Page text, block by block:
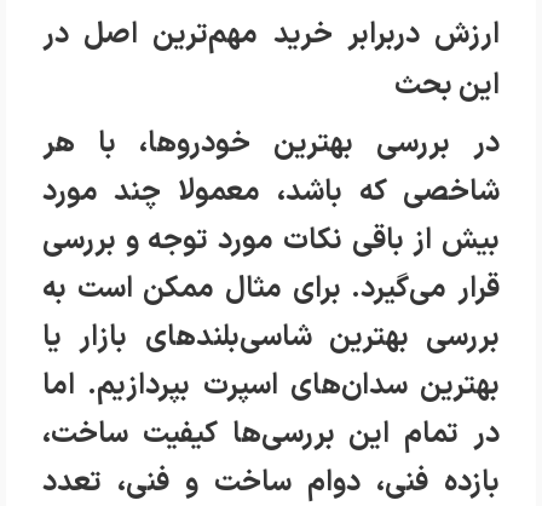
ارزش دربرابر خرید مهم‌ترین اصل در
این بحث
در بررسی بهترین خودروها، با هر
شاخصی که باشد، معمولا چند مورد
بیش از باقی نکات مورد توجه و بررسی
قرار می‌گیرد. برای مثال ممکن است به
بررسی بهترین شاسی‌بلند‌های بازار یا
بهترین سدان‌های اسپرت بپردازیم. اما
در تمام این بررسی‌ها کیفیت ساخت،
بازده فنی، دوام ساخت و فنی، تعدد